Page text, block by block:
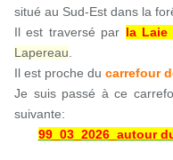
situé au Sud-Est dans la
Il est traversé par la Laie
Lapereau
Il est proche du carrefour
Je suis passé à ce
suivante:
99_03_2026_autour